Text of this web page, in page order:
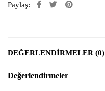
Paylaş:
DEĞERLENDIRMELER (0)
Değerlendirmeler